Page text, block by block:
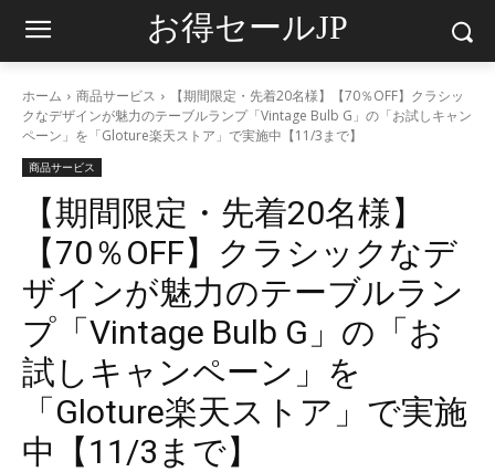
お得セールJP
ホーム 商品サービス
【期間限定・先着20名様】【70％OFF】クラシッ
クなデザインが魅力のテーブルランプ「Vintage Bulb G」の「お試しキャン
ペーン」を「Gloture楽天ストア」で実施中【11/3まで】
商品サービス
【期間限定・先着20名様】
【70％OFF】クラシックなデ
ザインが魅力のテーブルラン
プ「Vintage Bulb G」の「お
試しキャンペーン」を
「Gloture楽天ストア」で実施
中【11/3まで】